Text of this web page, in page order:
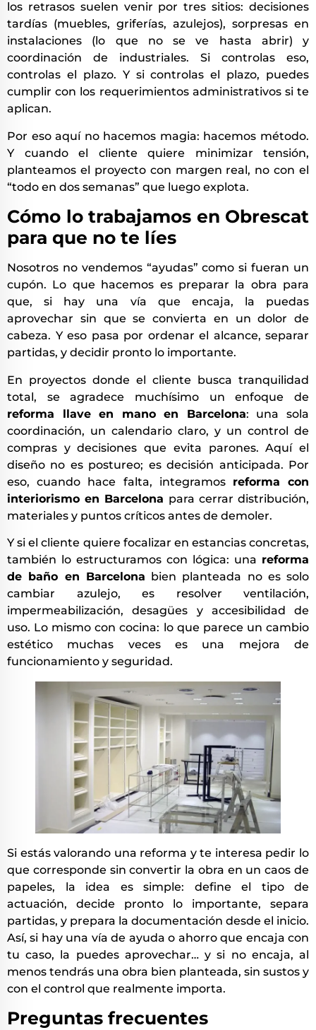
los retrasos suelen venir por tres sitios: decisiones
tardías (muebles, griferías, azulejos), sorpresas en
instalaciones (lo que no se ve hasta abrir) y
coordinación de industriales. Si controlas eso,
controlas el plazo. Y si controlas el plazo, puedes
cumplir con los requerimientos administrativos si te
aplican.
Por eso aquí no hacemos magia: hacemos método.
Y cuando el cliente quiere minimizar tensión,
planteamos el proyecto con margen real, no con el
“todo en dos semanas” que luego explota.
Cómo lo trabajamos en Obrescat
para que no te líes
Nosotros no vendemos “ayudas” como si fueran un
cupón. Lo que hacemos es preparar la obra para
que, si hay una vía que encaja, la puedas
aprovechar sin que se convierta en un dolor de
cabeza. Y eso pasa por ordenar el alcance, separar
partidas, y decidir pronto lo importante.
En proyectos donde el cliente busca tranquilidad
total, se agradece muchísimo un enfoque de
reforma llave en mano en Barcelona: una sola
coordinación, un calendario claro, y un control de
compras y decisiones que evita parones. Aquí el
diseño no es postureo; es decisión anticipada. Por
eso, cuando hace falta, integramos reforma con
interiorismo en Barcelona para cerrar distribución,
materiales y puntos críticos antes de demoler.
Y si el cliente quiere focalizar en estancias concretas,
también lo estructuramos con lógica: una reforma
de baño en Barcelona bien planteada no es solo
cambiar azulejo, es resolver ventilación,
impermeabilización, desagües y accesibilidad de
uso. Lo mismo con cocina: lo que parece un cambio
estético muchas veces es una mejora de
funcionamiento y seguridad.
Si estás valorando una reforma y te interesa pedir lo
que corresponde sin convertir la obra en un caos de
papeles, la idea es simple: define el tipo de
actuación, decide pronto lo importante, separa
partidas, y prepara la documentación desde el inicio.
Así, si hay una vía de ayuda o ahorro que encaja con
tu caso, la puedes aprovechar… y si no encaja, al
menos tendrás una obra bien planteada, sin sustos y
con el control que realmente importa.
Preguntas frecuentes